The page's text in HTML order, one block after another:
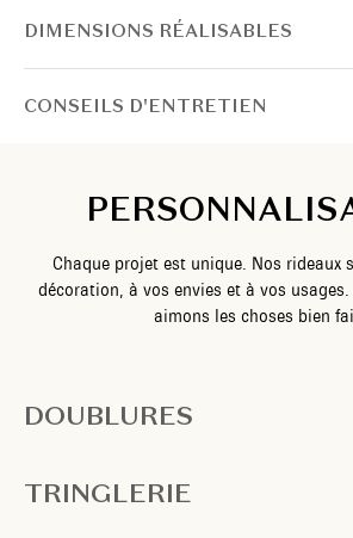
DIMENSIONS RÉALISABLES
CONSEILS D'ENTRETIEN
Chaque projet est unique. Nos rideaux
décoration, à vos envies et à vos usages.
aimons les choses bien
DOUBLURES
TRINGLERIE